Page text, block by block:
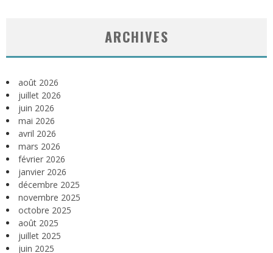
ARCHIVES
août 2026
juillet 2026
juin 2026
mai 2026
avril 2026
mars 2026
février 2026
janvier 2026
décembre 2025
novembre 2025
octobre 2025
août 2025
juillet 2025
juin 2025